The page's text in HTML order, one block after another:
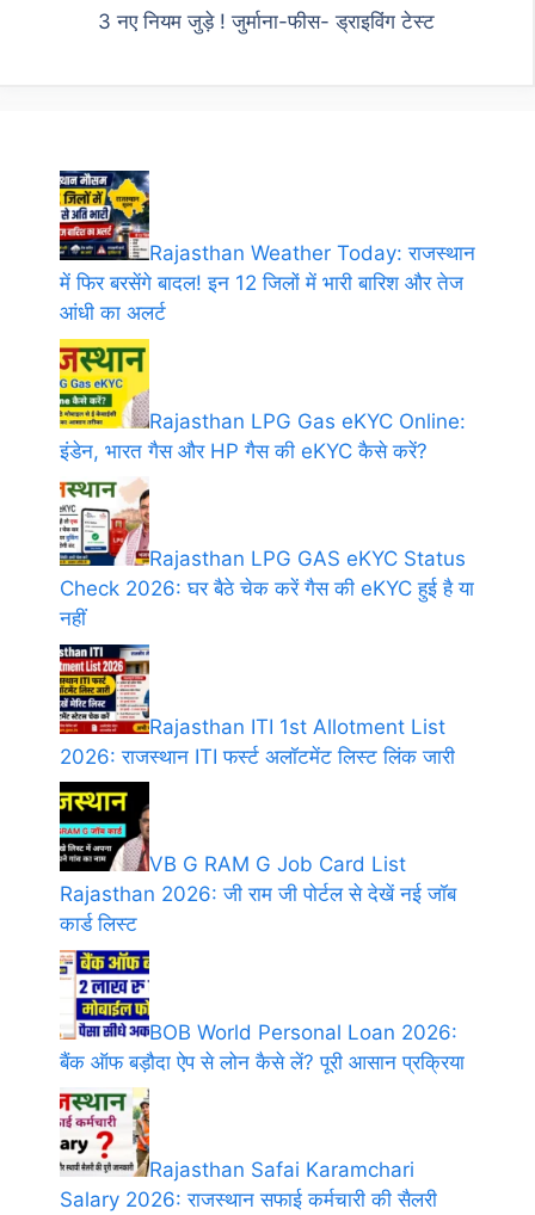
3 नए नियम जुड़े ! जुर्माना-फीस- ड्राइविंग टेस्ट
Rajasthan Weather Today: राजस्थान
में फिर बरसेंगे बादल! इन 12 जिलों में भारी बारिश और तेज
आंधी का अलर्ट
Rajasthan LPG Gas eKYC Online:
इंडेन, भारत गैस और HP गैस की eKYC कैसे करें?
Rajasthan LPG GAS eKYC Status
Check 2026: घर बैठे चेक करें गैस की eKYC हुई है या
नहीं
Rajasthan ITI 1st Allotment List
2026: राजस्थान ITI फर्स्ट अलॉटमेंट लिस्ट लिंक जारी
VB G RAM G Job Card List
Rajasthan 2026: जी राम जी पोर्टल से देखें नई जॉब
कार्ड लिस्ट
BOB World Personal Loan 2026:
बैंक ऑफ बड़ौदा ऐप से लोन कैसे लें? पूरी आसान प्रक्रिया
Rajasthan Safai Karamchari
Salary 2026: राजस्थान सफाई कर्मचारी की सैलरी